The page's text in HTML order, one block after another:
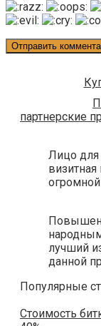
партнерские
Лицо
визитная
лучший
данной
Популярные
Стоимость